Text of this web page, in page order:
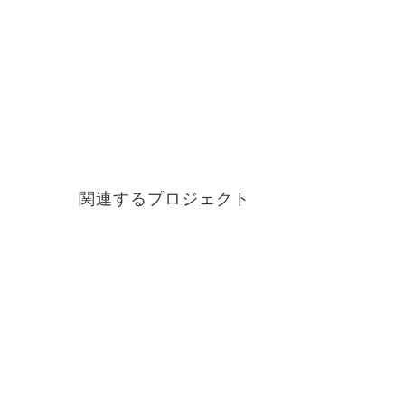
関連するプロジェクト